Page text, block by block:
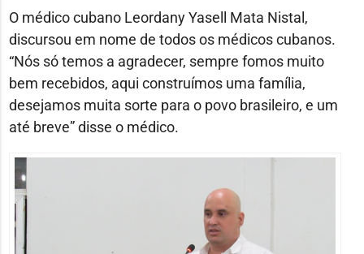
O médico cubano Leordany Yasell Mata Nistal,
discursou em nome de todos os médicos cubanos.
“Nós só temos a agradecer, sempre fomos muito
bem recebidos, aqui construímos uma família,
desejamos muita sorte para o povo brasileiro, e um
até breve” disse o médico.